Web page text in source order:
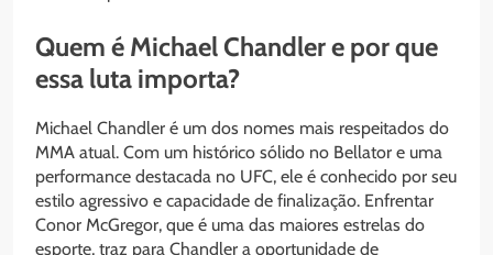
Quem é Michael Chandler e por que
essa luta importa?
Michael Chandler é um dos nomes mais respeitados do
MMA atual. Com um histórico sólido no Bellator e uma
performance destacada no UFC, ele é conhecido por seu
estilo agressivo e capacidade de finalização. Enfrentar
Conor McGregor, que é uma das maiores estrelas do
esporte, traz para Chandler a oportunidade de